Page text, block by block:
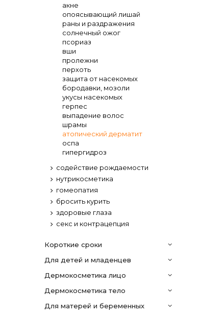
акне
опоясывающий лишай
раны и раздражения
солнечный ожог
псориаз
вши
пролежни
перхоть
защита от насекомых
бородавки, мозоли
укусы насекомых
герпес
выпадение волос
шрамы
атопический дерматит
оспа
гипергидроз
содействие рождаемости
нутрикосметика
гомеопатия
бросить курить
здоровые глаза
секс и контрацепция
Короткие сроки
Для детей и младенцев
дермокосметика лицо
дермокосметика тело
Для матерей и беременных